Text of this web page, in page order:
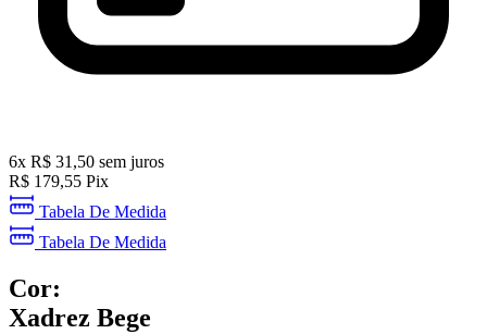
6x R$ 31,50 sem juros
R$ 179,55 Pix
Tabela De Medida
Tabela De Medida
Cor:
Xadrez Bege